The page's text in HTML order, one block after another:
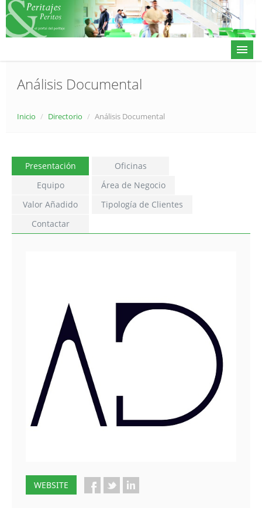
Contacto
Análisis Documental
Inicio / Directorio / Análisis Documental
Presentación
Oficinas
Equipo
Área de Negocio
Valor Añadido
Tipología de Clientes
Contactar
WEBSITE